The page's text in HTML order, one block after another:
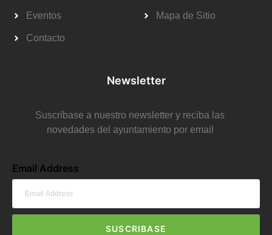
Eventos
Contacto
Mapa de Sitio
Newsletter
Suscríbase a nuestro newsletter y reciba las
novedades del ayuntamiento por email
Email Address
SUSCRIBASE